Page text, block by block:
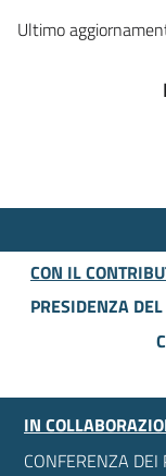
Ultimo
CON IL
PRESIDENZA
IN
CONFERENZA